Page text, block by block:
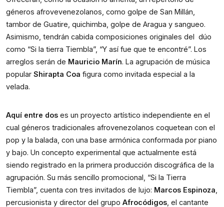
géneros afrovevenezolanos, como golpe de San Millán,
tambor de Guatire, quichimba, golpe de Aragua y sangueo.
Asimismo, tendrán cabida composiciones originales del dúo
como “Si la tierra Tiembla”, “Y así fue que te encontré”. Los
arreglos serán de Mauricio Marín. La agrupación de música
popular Shirapta Coa figura como invitada especial a la
velada.
Aquí entre dos es un proyecto artístico independiente en el
cual géneros tradicionales afrovenezolanos coquetean con el
pop y la balada, con una base armónica conformada por piano
y bajo. Un concepto experimental que actualmente está
siendo registrado en la primera producción discográfica de la
agrupación. Su más sencillo promocional, “Si la Tierra
Tiembla”, cuenta con tres invitados de lujo: Marcos Espinoza
percusionista y director del grupo Afrocódigos , el cantante